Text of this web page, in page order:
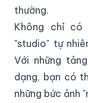
thường.
Không chỉ
"studio" tự
Với những
dạng, bạn có
những bức ảnh